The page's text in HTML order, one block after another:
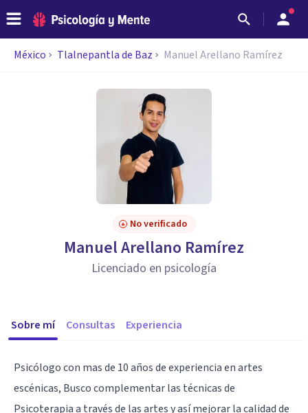
México Tlalnepantla de Baz Manuel Arellano Ramírez
No verificado
Manuel Arellano Ramírez
Licenciado en psicología
Sobre mí Consultas Experiencia
Psicólogo con mas de 10 años de experiencia en artes
escénicas, Busco complementar las técnicas de
Psicoterapia a través de las artes y así mejorar la calidad de